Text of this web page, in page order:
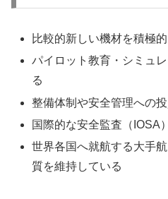
比較的新しい機材を積極
パイロット教育・シミュ
る
整備体制や安全管理への
国際的な安全監査（IOSA
世界各国へ就航する大手
質を維持している